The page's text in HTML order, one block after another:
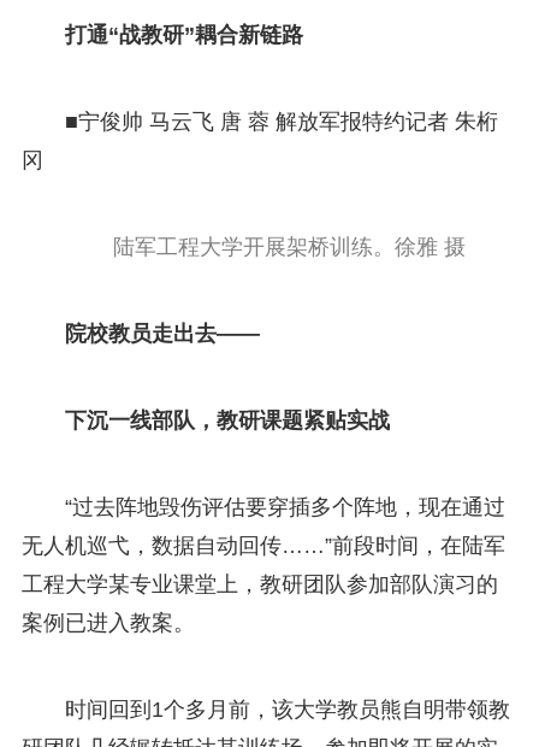
打通“战教研”耦合新链路
■宁俊帅 马云飞 唐 蓉 解放军报特约记者 朱桁
冈
陆军工程大学开展架桥训练。徐雅 摄
院校教员走出去——
下沉一线部队，教研课题紧贴实战
“过去阵地毁伤评估要穿插多个阵地，现在通过
无人机巡弋，数据自动回传……”前段时间，在陆军
工程大学某专业课堂上，教研团队参加部队演习的
案例已进入教案。
时间回到1个多月前，该大学教员熊自明带领教